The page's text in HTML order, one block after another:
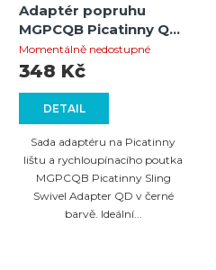
Adaptér popruhu
MGPCQB Picatinny QD
se Sling Swivel / černý
Momentálně nedostupné
DETAIL
348 Kč
Sada adaptéru na Picatinny
lištu a rychloupínacího poutka
MGPCQB Picatinny Sling
Swivel Adapter QD v černé
barvě. Ideální...